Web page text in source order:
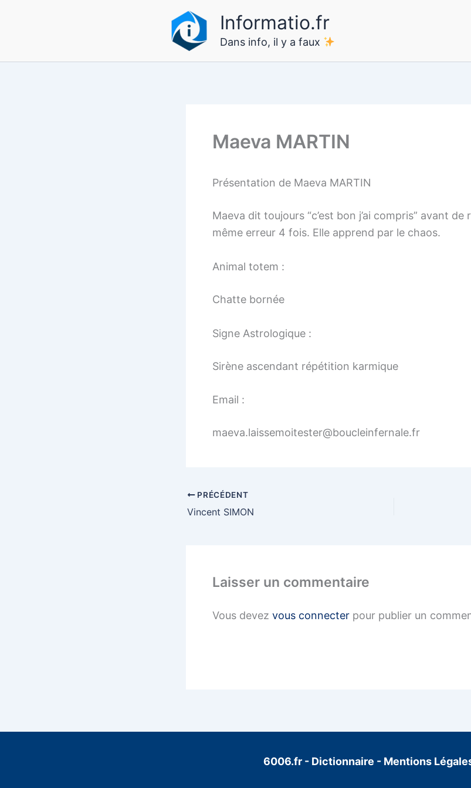
Informatio.fr
Dans info, il y a faux
Maeva MARTIN
Présentation de Maeva MARTIN
Maeva dit toujours “c’est bon j’ai compris” avant
même erreur 4 fois. Elle apprend par le chaos.
Animal totem :
Chatte bornée
Signe Astrologique :
Sirène ascendant répétition karmique
Email :
maeva.laissemoitester@boucleinfernale.fr
PRÉCÉDENT
Vincent SIMON
Laisser un commentaire
Vous devez vous connecter pour publier un
6006.fr - Dictionnaire - Mentions